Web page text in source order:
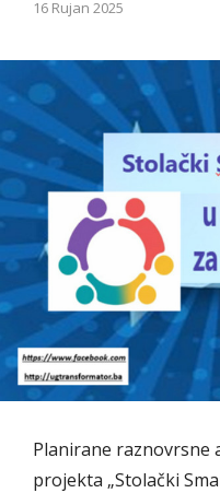
16 Rujan 2025
Planirane raznovrsne
projekta „Stolački